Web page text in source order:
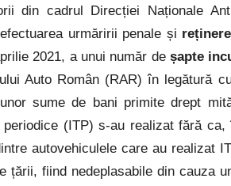
din cadrul Direcției Naționale
urmăririi penale și
2021, a unui număr de șapte
Auto Român (RAR) în legătură
sume de bani primite drept
periodice (ITP) s-au realizat fără
autovehiculele care au realizat
țării, fiind nedeplasabile din cauza